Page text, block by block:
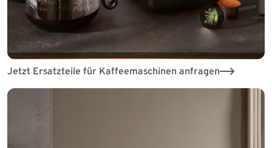
Jetzt Ersatzteile für Kaffeemaschinen anfragen